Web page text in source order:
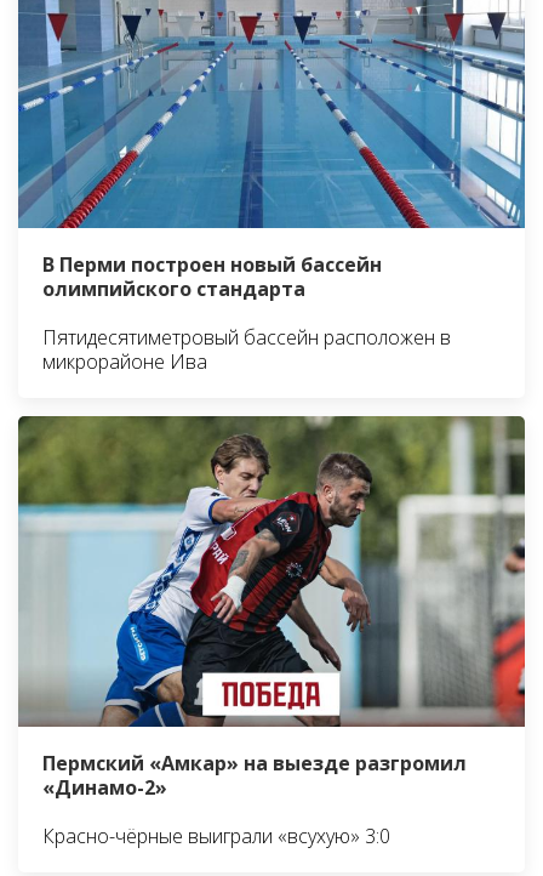
В Перми построен новый бассейн
олимпийского стандарта
Пятидесятиметровый бассейн расположен в
микрорайоне Ива
Пермский «Амкар» на выезде разгромил
«Динамо-2»
Красно-чёрные выиграли «всухую» 3:0